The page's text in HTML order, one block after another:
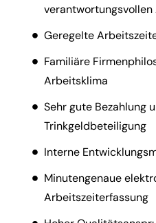
Geregelte
Familiäre
Arbeitsklima
Sehr gute Bezahlung
Trinkgeldbeteiligung
Interne
Minutengenaue
Arbeitszeiterfassung